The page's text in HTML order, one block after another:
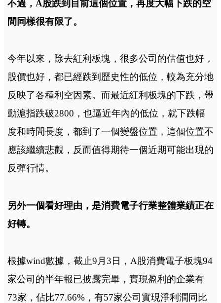
不過，A股跌到目前這個位置，再度大幅下跌的空
間同樣很有限了。
今年以來，除去紅利板塊，很多公司的估值也好，
股價也好，都已經跌到歷史性的低位，較為充分地
反映了各種利空因素。而最近紅利板塊的下跌，帶
動滬指跌破2800，也逼近年內的低位，就下跌幅
度和時間長度，都到了一個變盤位置，這個位置不
應該繼續悲觀，反而值得期待一個近期可能出現的
反彈行情。
另外一個看好理由，是消費電子行業整體業績正在
好轉。
根據wind數據，截止9月3日，A股消費電子板塊94
家公司的半年報已披露完畢，實現盈利的企業有
73家，佔比77.66%，有57家公司實現淨利潤同比